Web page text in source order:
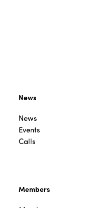
News
News
Events
Calls
Members